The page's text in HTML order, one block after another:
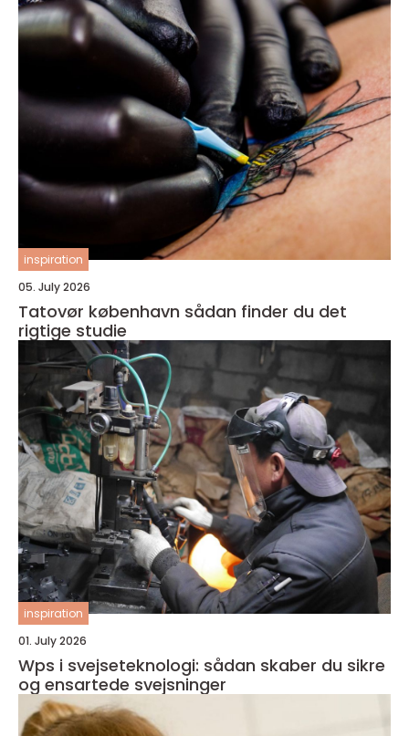
inspiration
05. July 2026
Tatovør københavn sådan finder du det
rigtige studie
inspiration
01. July 2026
Wps i svejseteknologi: sådan skaber du sikre
og ensartede svejsninger